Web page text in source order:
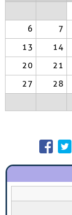
6
7
13
14
20
21
27
28